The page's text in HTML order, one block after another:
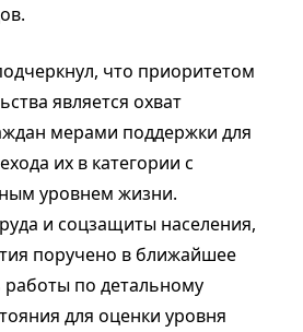
что приоритетом
является охват
мерами поддержки для
их в категории с
уровнем жизни.
и соцзащиты населения,
поручено в ближайшее
по детальному
для оценки уровня